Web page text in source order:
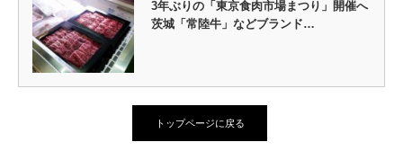
3年ぶりの「東京食肉市場まつり」開催へ
茨城「常陸牛」などブランド…
トップページに戻る